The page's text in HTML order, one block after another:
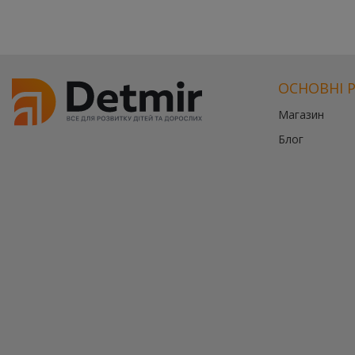
ОСНОВНІ
Магазин
Блог